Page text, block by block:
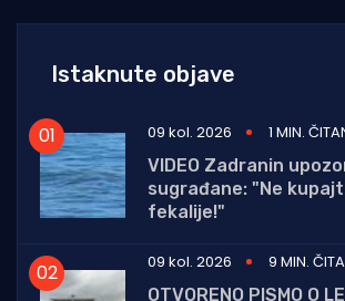
Istaknute objave
09 kol. 2026
1 MIN.
VIDEO Zadranin
sugrađane: "Ne
fekalije!"
09 kol. 2026
9 MIN.
OTVORENO PISMO O